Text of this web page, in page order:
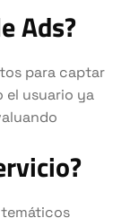
Ads?
para captar
el usuario ya